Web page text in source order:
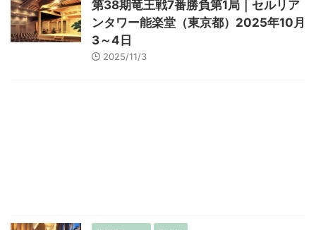
第38期竜王戦7番勝負第1局｜セルリア
ンタワー能楽堂（東京都）2025年10月
3～4日
2025/11/3